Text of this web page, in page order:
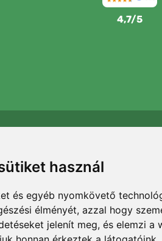
használ
és egyéb nyomkövető
élményét, azzal hogy
jelenít meg, és elemzi a
4,7/5
Minden
Rólunk.